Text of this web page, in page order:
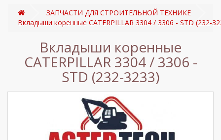
ЗАПЧАСТИ ДЛЯ СТРОИТЕЛЬНОЙ ТЕХНИКЕ
Вкладыши коренные CATERPILLAR 3304 / 3306 - STD (232-
Вкладыши коренные
CATERPILLAR 3304 / 3306 -
STD (232-3233)